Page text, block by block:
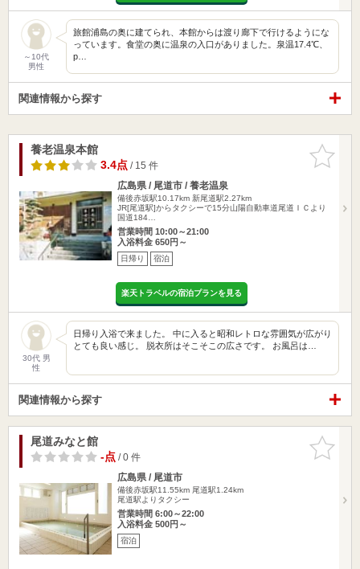
～10代
男性
旅館浦島の奥に建てられ、本館からは渡り廊下で行けるようにな
っています。食堂の奥に温泉の入口がありました。泉温17.4℃、
p…
関連情報から探す
お気に入
りに追加
養老温泉本館
3.4点/ 15 件
広島県 / 尾道市 / 養老温泉
備後赤坂駅10.17km 新尾道駅2.27km
JR[尾道駅]からタクシーで15分山陽自動車道尾道ＩＣより
国道184…
営業時間 10:00～21:00
入浴料金 650円～
日帰り 宿泊
楽天トラベルの宿泊プランを見る
30代 男
性
日帰り入浴で来ました。 中に入ると昭和レトロな雰囲気が広がり
とても良い感じ。 脱衣所はそこそこの広さです。 お風呂は…
関連情報から探す
お気に入
りに追加
尾道みなと館
-点/ 0 件
広島県 / 尾道市
備後赤坂駅11.55km 尾道駅1.24km
尾道駅よりタクシー
営業時間 6:00～22:00
入浴料金 500円～
宿泊